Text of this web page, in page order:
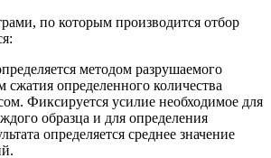
по которым производится отбор
методом разрушаемого
сжатия определенного количества
Фиксируется усилие необходимое для
образца и для определения
определяется среднее значение